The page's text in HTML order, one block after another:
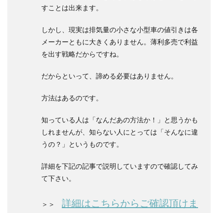
すことは出来ます。
しかし、現実は排気量の小さな小型車の値引きは各
メーカーともに大きくありません。薄利多売で利益
を出す戦略だからですね。
だからといって、諦める必要はありません。
方法はあるのです。
知っている人は「なんだあの方法か！」と思うかも
しれませんが、知らない人にとっては「そんなに違
うの？」というものです。
詳細を下記の記事で説明していますので確認してみ
て下さい。
＞＞ 詳細はこちらからご確認頂けま